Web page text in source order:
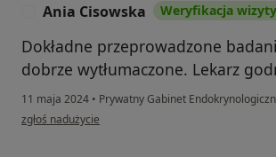
Ania Cisowska Weryfikacja wizyty
Dokładne przeprowadzone
dobrze wytłumaczone. Lekarz
11 maja 2024 • Prywatny Gabinet
w opinii użytkownika Ania Cisowska
zgłoś nadużycie